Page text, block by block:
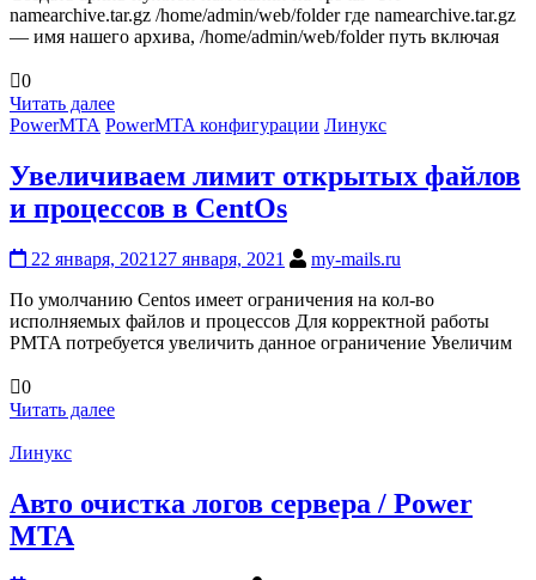
namearchive.tar.gz /home/admin/web/folder где namearchive.tar.gz
— имя нашего архива, /home/admin/web/folder путь включая
0
Читать далее
PowerMTA PowerMTA конфигурации Линукс
Увеличиваем лимит открытых файлов
и процессов в CentOs
22 января, 2021 27 января, 2021
my-mails.ru
По умолчанию Centos имеет ограничения на кол-во
исполняемых файлов и процессов Для корректной работы
PMTA потребуется увеличить данное ограничение Увеличим
0
Читать далее
Линукс
Авто очистка логов сервера / Power
MTA